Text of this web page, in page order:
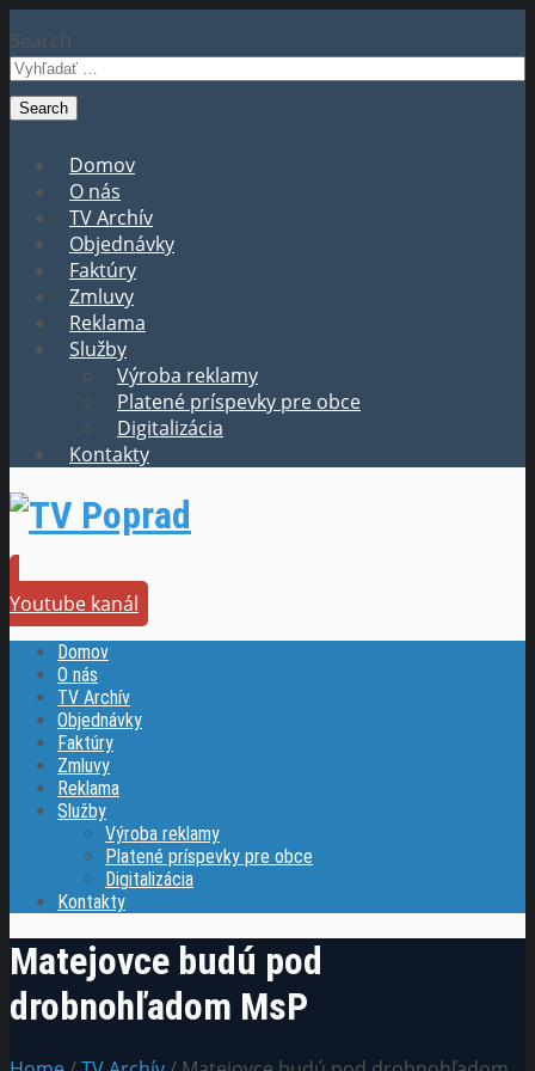
Search
Domov
O nás
TV Archív
Objednávky
Faktúry
Zmluvy
Reklama
Služby
Výroba reklamy
Platené príspevky pre obce
Digitalizácia
Kontakty
Youtube kanál
Domov
O nás
TV Archív
Objednávky
Faktúry
Zmluvy
Reklama
Služby
Výroba reklamy
Platené príspevky pre obce
Digitalizácia
Kontakty
Matejovce budú pod
drobnohľadom MsP